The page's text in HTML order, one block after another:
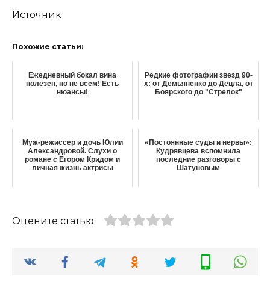
Источник
Похожие статьи:
Ежедневный бокал вина
полезен, но не всем! Есть
нюансы!
Редкие фотографии звезд 90-
х: от Демьяненко до Децла, от
Боярского до "Стрелок"
Муж-режиссер и дочь Юлии
Александровой. Слухи о
романе с Егором Кридом и
личная жизнь актрисы
«Постоянные суды и нервы»:
Кудрявцева вспомнила
последние разговоры с
Шатуновым
Оцените статью